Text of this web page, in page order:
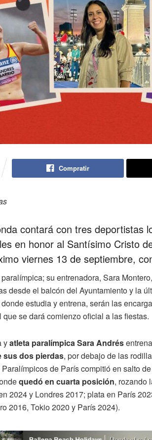
Compratir
contará con tres deportistas
en honor al Santísimo Cristo
viernes 13 de septiembre,
su entrenadora, Sara
desde el balcón del Ayuntamiento y la
estudia y entrena, serán las
se dará comienzo oficial a las fiestas.
yatleta paralímpicaSara Andrés
sus dos pierdas, por debajo de las
de París compitió en salto
quedó en cuarta posición, rozando
2024 y Londres 2017; plata en París
2016, Tokio 2020 y París 2024).